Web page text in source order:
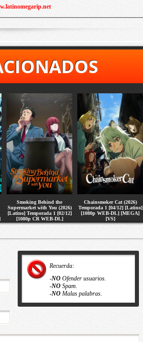
Smoking Behind the
Supermarket with You (2026)
[Latino] Temporada 1 [02/12]
[1080p CR WEB-DL]
[MEGA] [VS]
Chainsmoker Cat (2026)
Temporada 1 [04/12] [Latino]
[1080p WEB-DL] [MEGA]
[VS]
Recuerda:
-NO Ofender usuarios.
-NO Spam.
-NO Malas palabras.